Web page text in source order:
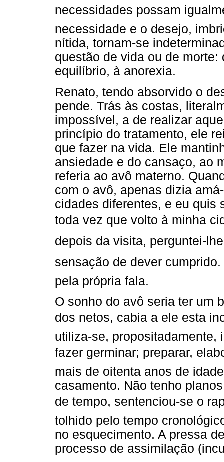
necessidades possam
necessidade e o desejo,
nítida, tornam-se
questão de vida ou de
equilíbrio, à anorexia.
Renato, tendo absorvido o
pende. Trás às costas,
impossível, a de realizar
princípio do tratamento, ele
que fazer na vida. Ele
ansiedade e do cansaço, ao
referia ao avô materno.
com o avô, apenas dizia
cidades diferentes, e eu quis
toda vez que volto à minha
depois da visita, perguntei-
sensação de dever
pela própria fala.
O sonho do avô seria ter um
dos netos, cabia a ele esta
utiliza-se, propositadamente,
fazer germinar; preparar,
mais de oitenta anos de
casamento. Não tenho
de tempo, sentenciou-se o
tolhido pelo tempo
no esquecimento. A pressa
processo de assimilação